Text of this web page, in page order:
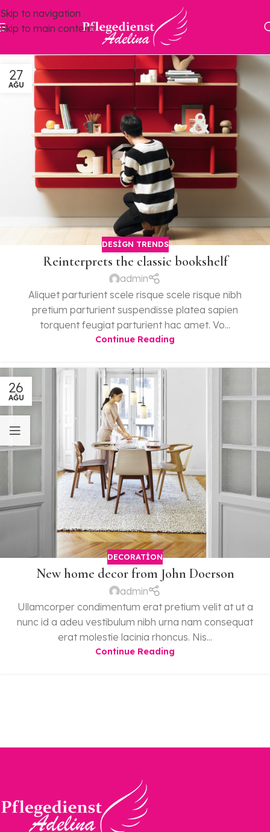
Skip to navigation
Skip to main content
27
AĞU
DESIGN TRENDS
Reinterprets the classic bookshelf
admin
Aliquet parturient scele risque scele risque nibh
pretium parturient suspendisse platea sapien
torquent feugiat parturient hac amet. Vo...
Continue Reading
26
AĞU
DECORATION
New home decor from John Doerson
admin
Ullamcorper condimentum erat pretium velit at ut a
nunc id a adeu vestibulum nibh urna nam consequat
erat molestie lacinia rhoncus. Nis...
Continue Reading